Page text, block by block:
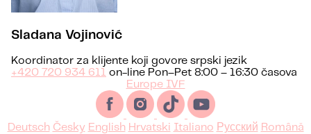
Sladana Vojinović
Koordinator za klijente koji govore srpski jezik
+420 720 934 611 on-line Pon–Pet 8:00 – 16:30 časova
Europe IVF
Deutsch Česky English Hrvatski Italiano Русский Română